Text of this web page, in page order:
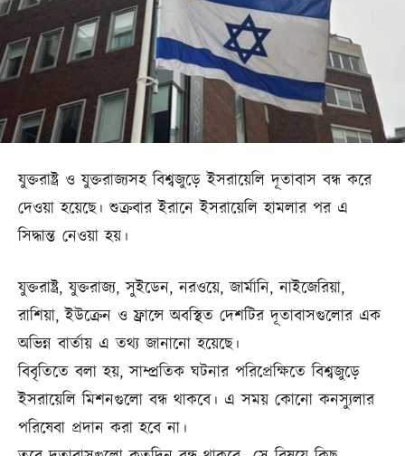
যুক্তরাষ্ট্র ও যুক্তরাজ্যসহ বিশ্বজুড়ে ইসরায়েলি দূতাবাস বন্ধ করে
দেওয়া হয়েছে। শুক্রবার ইরানে ইসরায়েলি হামলার পর এ
সিদ্ধান্ত নেওয়া হয়।
যুক্তরাষ্ট্র, যুক্তরাজ্য, সুইডেন, নরওয়ে, জার্মানি, নাইজেরিয়া,
রাশিয়া, ইউক্রেন ও ফ্রান্সে অবস্থিত দেশটির দূতাবাসগুলোর এক
অভিন্ন বার্তায় এ তথ্য জানানো হয়েছে।
বিবৃতিতে বলা হয়, সাম্প্রতিক ঘটনার পরিপ্রেক্ষিতে বিশ্বজুড়ে
ইসরায়েলি মিশনগুলো বন্ধ থাকবে। এ সময় কোনো কনস্যুলার
পরিষেবা প্রদান করা হবে না।